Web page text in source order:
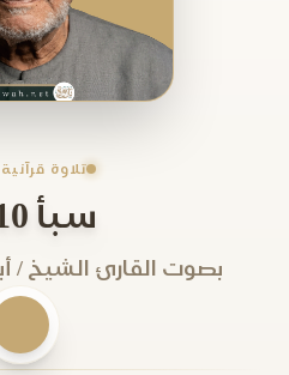
تلاوة
سبأ 10-20
بصوت القارئ الشيخ /